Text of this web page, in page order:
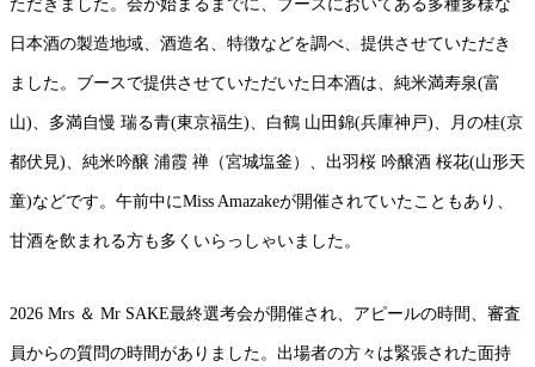
ただきました。会が始まるまでに、ブースにおいてある多種多様な
日本酒の製造地域、酒造名、特徴などを調べ、提供させていただき
ました。ブースで提供させていただいた日本酒は、純米満寿泉(富
山)、多満自慢 瑞る青(東京福生)、白鶴 山田錦(兵庫神戸)、月の桂(京
都伏見)、純米吟醸 浦霞 禅（宮城塩釜）、出羽桜 吟醸酒 桜花(山形天
童)などです。午前中にMiss Amazakeが開催されていたこともあり、
甘酒を飲まれる方も多くいらっしゃいました。
2026 Mrs ＆ Mr SAKE最終選考会が開催され、アピールの時間、審査
員からの質問の時間がありました。出場者の方々は緊張された面持